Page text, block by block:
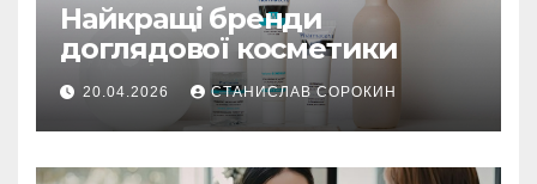
Найкращі бренди
доглядової косметики
20.04.2026 СТАНИСЛАВ СОРОКИН